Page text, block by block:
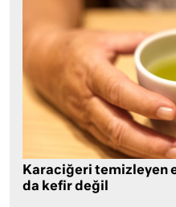
Karaciğeri temizleyen
da kefir değil